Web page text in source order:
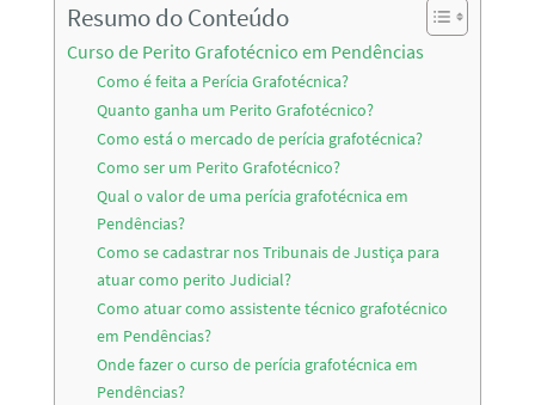
Resumo do Conteúdo
Curso de Perito Grafotécnico em Pendências
Como é feita a Perícia Grafotécnica?
Quanto ganha um Perito Grafotécnico?
Como está o mercado de perícia grafotécnica?
Como ser um Perito Grafotécnico?
Qual o valor de uma perícia grafotécnica em
Pendências?
Como se cadastrar nos Tribunais de Justiça para
atuar como perito Judicial?
Como atuar como assistente técnico grafotécnico
em Pendências?
Onde fazer o curso de perícia grafotécnica em
Pendências?